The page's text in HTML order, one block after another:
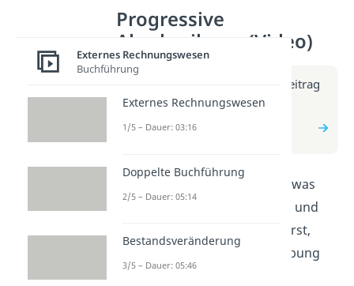
Progressive
Abschreibung (Video)
Weitere Infos erhältst du im Beitrag
zum Video
zum Beitrag: Progressive
Abschreibung
In diesem Video wird erklärt, was
progressive Abschreibung ist und
wie sie funktioniert. Du erfährst,
warum progressive Abschreibung
ein sinnvoller Ansatz für die
Externes Rechnungswesen
Buchführung
Externes Rechnungswesen
1/5 – Dauer: 03:16
Doppelte Buchführung
2/5 – Dauer: 05:14
Bestandsveränderung
3/5 – Dauer: 05:46